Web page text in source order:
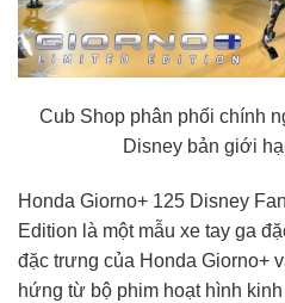
Cub Shop phân phối chính
Disney bản giới
Honda Giorno+ 125 Disney
Edition là một mẫu xe tay ga
đặc trưng của Honda Giorno+
hứng từ bộ phim hoạt hình